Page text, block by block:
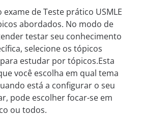
de Teste prático USMLE
abordados. No modo de
testar seu conhecimento
selecione os tópicos
estudar por tópicos.Esta
você escolha em qual tema
está a configurar o seu
pode escolher focar-se em
ou todos.